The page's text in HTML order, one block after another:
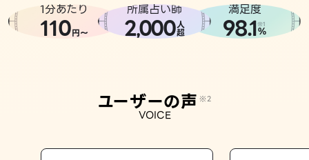
相談事例
1分あたり
110円〜
所属占い師
2,000人
超
満足度
98.1※1
%
ユーザーの声 ※2
VOICE